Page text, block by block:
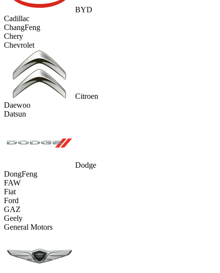
BYD
Cadillac
ChangFeng
Chery
Chevrolet
Citroen
Daewoo
Datsun
Dodge
DongFeng
FAW
Fiat
Ford
GAZ
Geely
General Motors